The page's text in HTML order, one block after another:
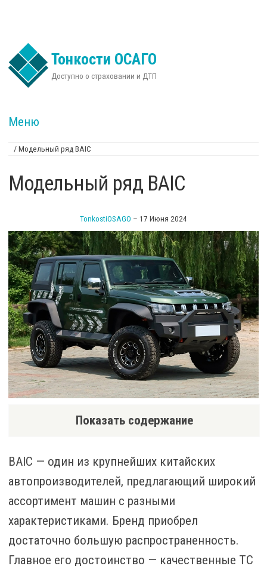
Тонкости ОСАГО
Доступно о страховании и ДТП
Меню
Вы здесь
/Модельный ряд BAIC
Модельный ряд BAIC
TonkostiOSAGO – 17 Июня 2024
Показать содержание
BAIC — один из крупнейших китайских
автопроизводителей, предлагающий широкий
ассортимент машин с разными
характеристиками. Бренд приобрел
достаточно большую распространенность.
Главное его достоинство — качественные ТС